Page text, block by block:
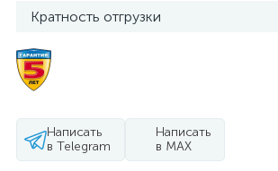
Кратность отгрузки
Написать
в Telegram
Написать
в MAX